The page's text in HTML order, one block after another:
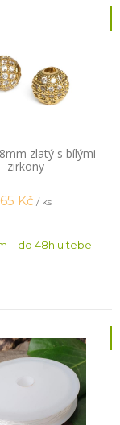
zlatý s bílými
zirkony
65 Kč / ks
– do 48h u tebe